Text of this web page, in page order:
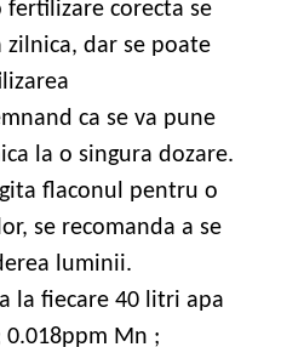
corecta se
dar se poate
ca se va pune
la o singura dozare.
flaconul pentru o
se recomanda a se
luminii.
la fiecare 40 litri apa
Mn ;